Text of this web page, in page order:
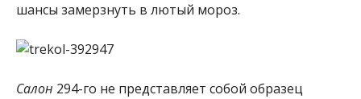
шансы замерзнуть в лютый мороз.
Салон 294-го не представляет собой образец